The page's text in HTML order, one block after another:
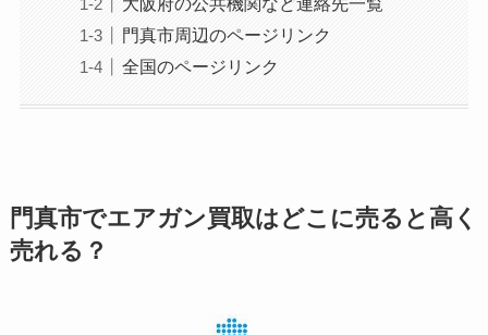
門真市周辺のページリンク
全国のページリンク
門真市でエアガン買取はどこに売ると高く
売れる？